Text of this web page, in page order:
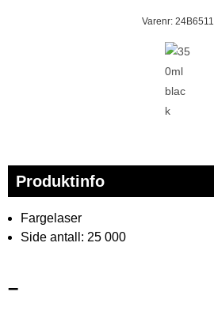
Varenr: 24B6511
Produktinfo
Fargelaser
Side antall: 25 000
–